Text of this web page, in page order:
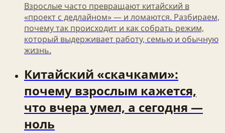
Взрослые часто превращают китайский в
«проект с дедлайном» — и ломаются. Разбираем,
почему так происходит и как собрать режим,
который выдерживает работу, семью и обычную
жизнь.
Китайский «скачками»:
почему взрослым кажется,
что вчера умел, а сегодня —
ноль